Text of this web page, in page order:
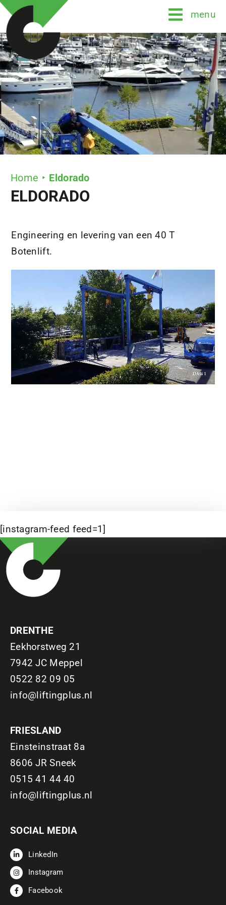
Ga
naar
inhoud
menu
Home Eldorado
ELDORADO
Engineering en levering van een 40 T
Botenlift.
[instagram-feed feed=1]
DRENTHE
Eekhorstweg 21
7942 JC Meppel
0522 82 09 05
info@liftingplus.nl
FRIESLAND
Einsteinstraat 8a
8606 JR Sneek
0515 41 44 40
info@liftingplus.nl
SOCIAL MEDIA
LinkedIn
Instagram
Facebook